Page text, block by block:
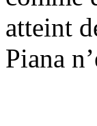
atteint
Piana